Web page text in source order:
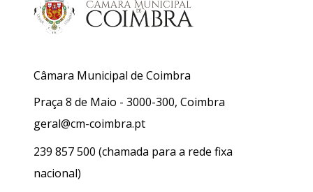
Câmara Municipal de Coimbra
Praça 8 de Maio - 3000-300, Coimbra
geral@cm-coimbra.pt
239 857 500 (chamada para a rede fixa
nacional)